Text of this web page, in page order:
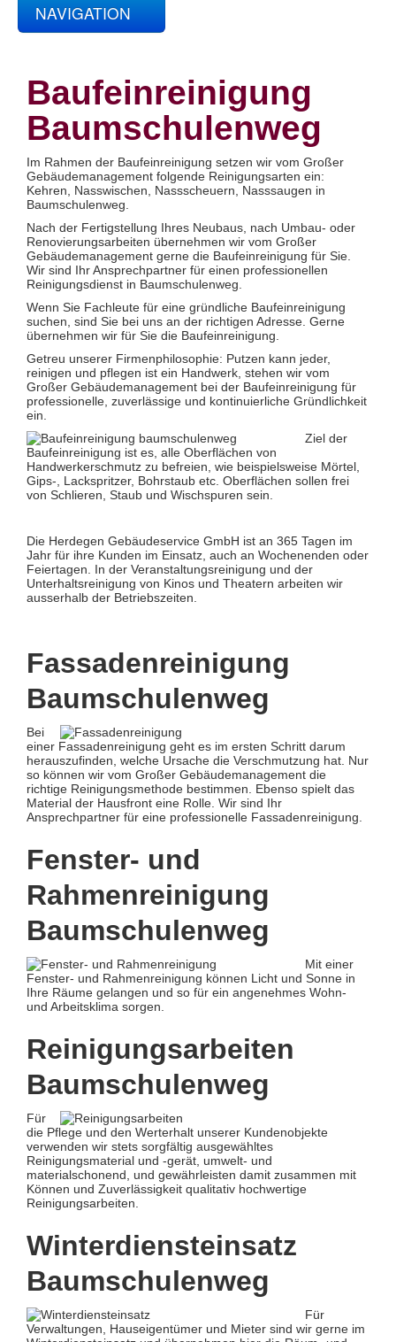
NAVIGATION
Büroreinigung
Centerreinigung
Fassadenreinigung und Denkmalpflege
Fensterreinigung
Glas- und Glasfassadenreinigung
Großküchenreinigung
Grundreinigung
Industriereinigung
Kitareinigung
Praxisreinigung
Privathaushaltsreinigung
Restaurantreinigung
Schulreinigung
Solaranlagenreinigung mit Osmosetechnik
Teppichbodenreinigung
Unterhaltsreinigung
Verkehrs- und Grauflächenreinigung
Verkehrsmittelreinigung
Hausmeisterservice
Grünflächenpflege
Winterdienst
Baufeinreinigung
Baumschulenweg
Im Rahmen der Baufeinreinigung setzen wir vom Großer
Gebäudemanagement folgende Reinigungsarten ein:
Kehren, Nasswischen, Nassscheuern, Nasssaugen in
Baumschulenweg.
Nach der Fertigstellung Ihres Neubaus, nach Umbau- oder
Renovierungsarbeiten übernehmen wir vom Großer
Gebäudemanagement gerne die Baufeinreinigung für Sie.
Wir sind Ihr Ansprechpartner für einen professionellen
Reinigungsdienst in Baumschulenweg.
Wenn Sie Fachleute für eine gründliche Baufeinreinigung
suchen, sind Sie bei uns an der richtigen Adresse. Gerne
übernehmen wir für Sie die Baufeinreinigung.
Getreu unserer Firmenphilosophie: Putzen kann jeder,
reinigen und pflegen ist ein Handwerk, stehen wir vom
Großer Gebäudemanagement bei der Baufeinreinigung für
professionelle, zuverlässige und kontinuierliche Gründlichkeit
ein.
Ziel der
Baufeinreinigung ist es, alle Oberflächen von
Handwerkerschmutz zu befreien, wie beispielsweise Mörtel,
Gips-, Lackspritzer, Bohrstaub etc. Oberflächen sollen frei
von Schlieren, Staub und Wischspuren sein.
Die Herdegen Gebäudeservice GmbH ist an 365 Tagen im
Jahr für ihre Kunden im Einsatz, auch an Wochenenden oder
Feiertagen. In der Veranstaltungsreinigung und der
Unterhaltsreinigung von Kinos und Theatern arbeiten wir
ausserhalb der Betriebszeiten.
Fassadenreinigung
Baumschulenweg
Bei
einer Fassadenreinigung geht es im ersten Schritt darum
herauszufinden, welche Ursache die Verschmutzung hat. Nur
so können wir vom Großer Gebäudemanagement die
richtige Reinigungsmethode bestimmen. Ebenso spielt das
Material der Hausfront eine Rolle. Wir sind Ihr
Ansprechpartner für eine professionelle Fassadenreinigung.
Fenster- und
Rahmenreinigung
Baumschulenweg
Mit einer
Fenster- und Rahmenreinigung können Licht und Sonne in
Ihre Räume gelangen und so für ein angenehmes Wohn-
und Arbeitsklima sorgen.
Reinigungsarbeiten
Baumschulenweg
Für
die Pflege und den Werterhalt unserer Kundenobjekte
verwenden wir stets sorgfältig ausgewähltes
Reinigungsmaterial und -gerät, umwelt- und
materialschonend, und gewährleisten damit zusammen mit
Können und Zuverlässigkeit qualitativ hochwertige
Reinigungsarbeiten.
Winterdiensteinsatz
Baumschulenweg
Für
Verwaltungen, Hauseigentümer und Mieter sind wir gerne im